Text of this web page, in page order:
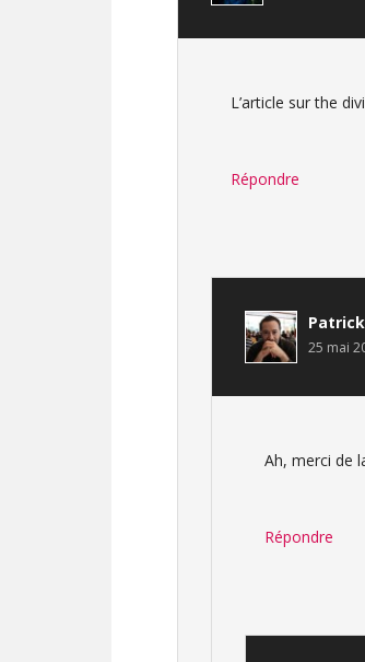
L’article sur the
Répondre
Patrick
25 mai
Ah, merci de
Répondre